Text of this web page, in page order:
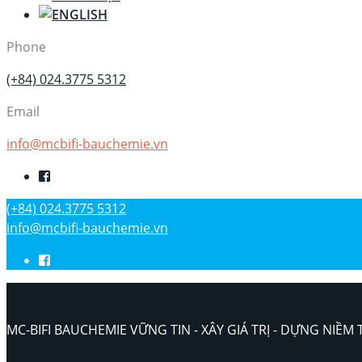
Phone
(+84) 024.3775 5312
Email
info@mcbifi-bauchemie.vn
(+84) 024.3775 5312
info@mcbifi-bauchemie.vn
MC-BIFI BAUCHEMIE VỮNG TIN - XÂY GIÁ TRỊ - DỰNG NIỀM